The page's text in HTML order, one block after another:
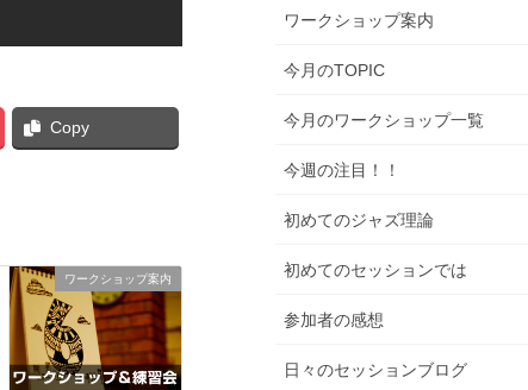
Copy
ワークショップ案内
ワークショップ案内
今月のTOPIC
今月のワークショップ一覧
今週の注目！！
初めてのジャズ理論
初めてのセッションでは
参加者の感想
日々のセッションブログ